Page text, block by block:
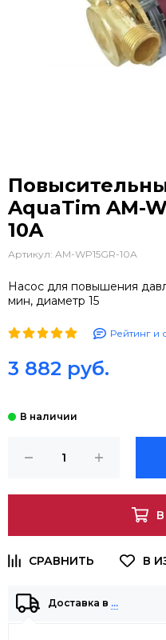
AquaTim AM-
10A
Артикул: AM-WP15GR-10А
Насос для повышения
мин, диаметр 15
Рейтинг и
3 882 руб.
Доставка в …